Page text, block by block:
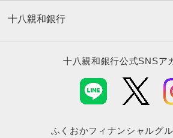
十八親和銀行
十八親和銀行公式SNSア
ふくおかフィナンシャルグ